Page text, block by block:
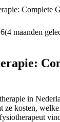
Complete
(4 maanden
in
ze kosten,